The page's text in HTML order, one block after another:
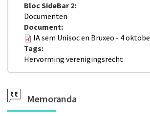
Bloc SideBar 2:
Documenten
Document:
IA sem Unisoc en Bruxeo - 4
Tags:
Hervorming verenigingsrecht
Memoranda